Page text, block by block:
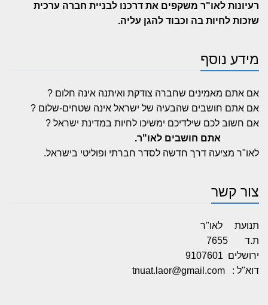
רעיונות לאו"ר משקפים את דרכנו לבניית חברה ערכית
שזכות לחיות בה וכבוד להגן עליה.
מידע נוסף
אם אתם מאמינים שחברה צודקת ואיתנה אינה חלום ?
אם אתם חושבים שהבעיה של ישראל אינה שטחים-שלום ?
אם חשוב לכם שילדיכם ימשיכו לחיות במדינת ישראל ?
אתם חושבים לאו"ר.
לאו"ר מציעה דרך חדשה לסדר חברתי ופוליטי בישראל.
צור קשר
תנועת לאו"ר
ת.ד 7655
ירושלים 9107601
דוא"ל : tnuat.laor@gmail.com